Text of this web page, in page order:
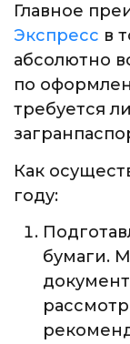
Главное
Экспресс в
абсолютно
по
требуется
Как
году:
бумаги.